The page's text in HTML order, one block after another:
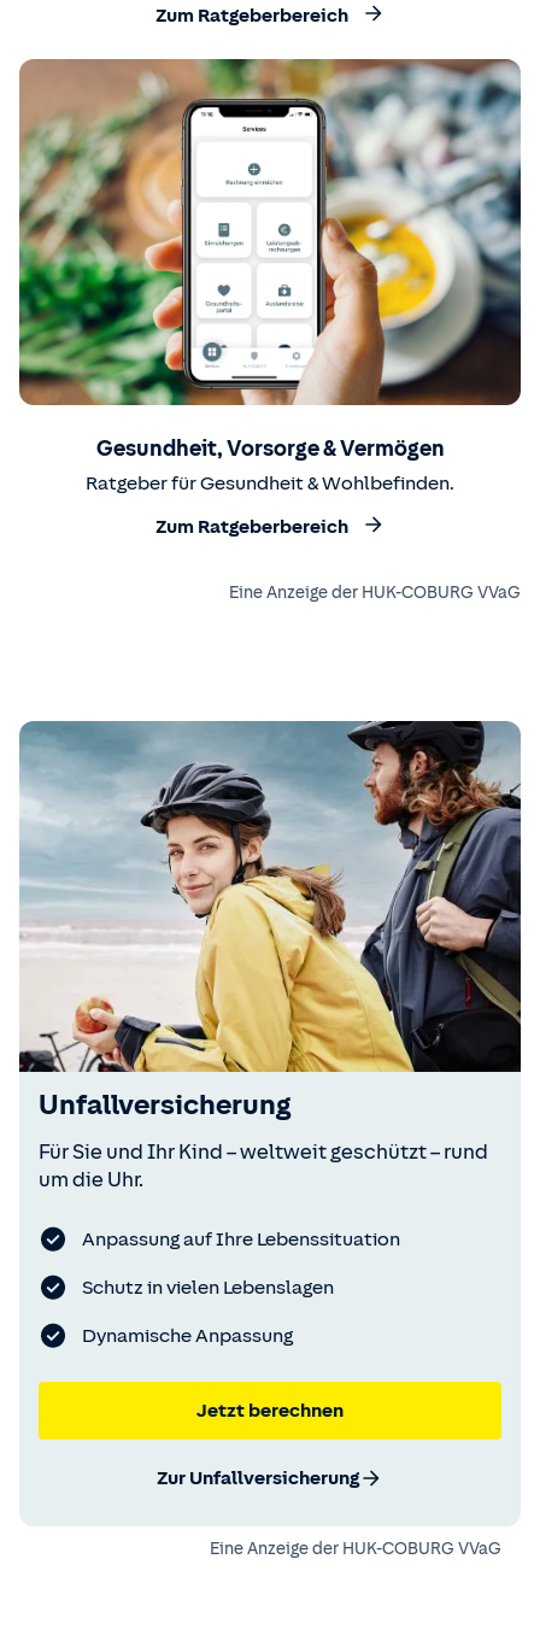
Zum Ratgeberbereich
Gesundheit, Vorsorge & Vermögen
Ratgeber für Gesundheit & Wohlbefinden.
Zum Ratgeberbereich
Eine Anzeige der HUK-COBURG VVaG
Unfallversicherung
Für Sie und Ihr Kind – weltweit geschützt – rund
um die Uhr.
Anpassung auf Ihre Lebenssituation
Schutz in vielen Lebenslagen
Dynamische Anpassung
Jetzt berechnen
Zur Unfallversicherung
Eine Anzeige der HUK-COBURG VVaG